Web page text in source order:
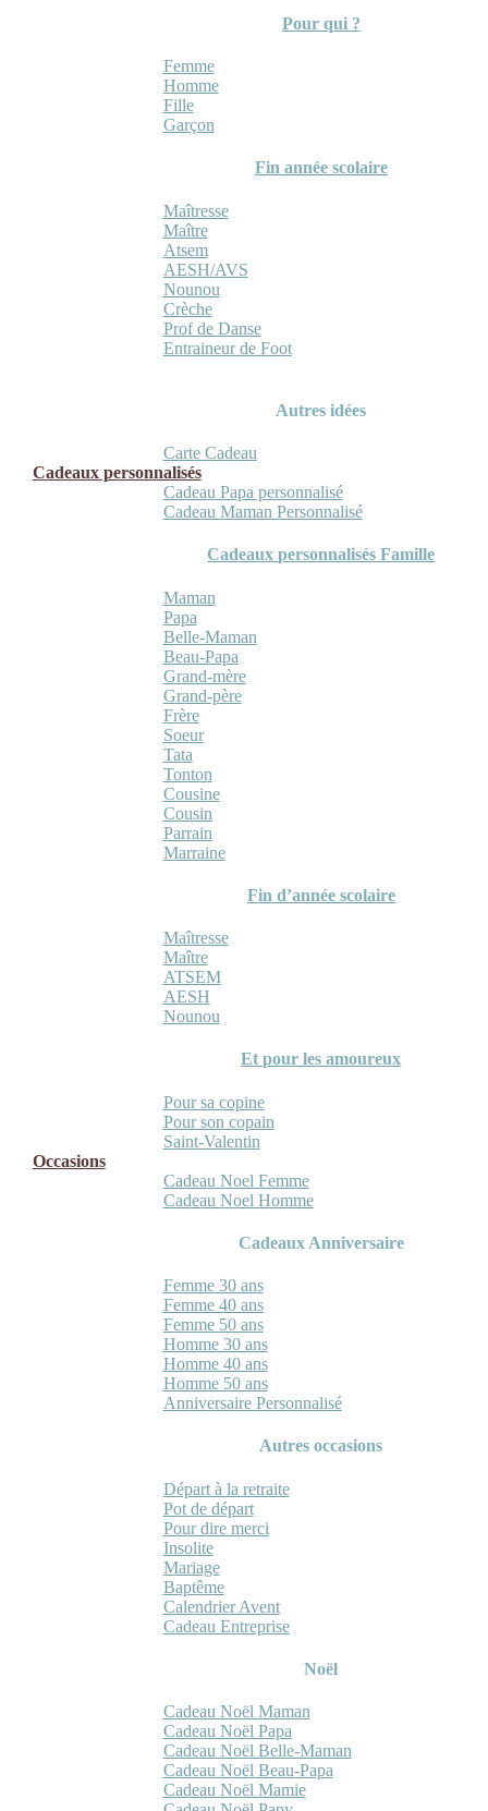
Pour qui ?
Femme
Homme
Fille
Garçon
Fin année scolaire
Maîtresse
Maître
Atsem
AESH/AVS
Nounou
Crèche
Prof de Danse
Entraineur de Foot
Autres idées
Carte Cadeau
Cadeaux personnalisés
Cadeau Papa personnalisé
Cadeau Maman Personnalisé
Cadeaux personnalisés Famille
Maman
Papa
Belle-Maman
Beau-Papa
Grand-mère
Grand-père
Frère
Soeur
Tata
Tonton
Cousine
Cousin
Parrain
Marraine
Fin d’année scolaire
Maîtresse
Maître
ATSEM
AESH
Nounou
Et pour les amoureux
Pour sa copine
Pour son copain
Saint-Valentin
Occasions
Cadeau Noel Femme
Cadeau Noel Homme
Cadeaux Anniversaire
Femme 30 ans
Femme 40 ans
Femme 50 ans
Homme 30 ans
Homme 40 ans
Homme 50 ans
Anniversaire Personnalisé
Autres occasions
Départ à la retraite
Pot de départ
Pour dire merci
Insolite
Mariage
Baptême
Calendrier Avent
Cadeau Entreprise
Noël
Cadeau Noël Maman
Cadeau Noël Papa
Cadeau Noël Belle-Maman
Cadeau Noël Beau-Papa
Cadeau Noël Mamie